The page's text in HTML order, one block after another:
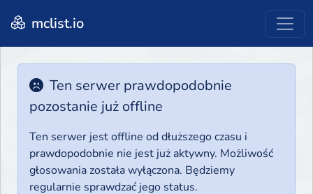
mclist.io
Ten serwer prawdopodobnie
pozostanie już offline
Ten serwer jest offline od dłuższego czasu i
prawdopodobnie nie jest już aktywny. Możliwość
głosowania została wyłączona. Będziemy
regularnie sprawdzać jego status.